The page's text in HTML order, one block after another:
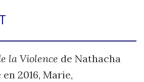
la Violence de Nathacha
2016, Marie,